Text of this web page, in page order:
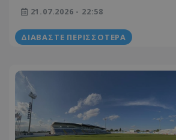
21.07.2026 - 22:58
ΔΙΑΒΆΣΤΕ ΠΕΡΙΣΣΌΤΕΡΑ